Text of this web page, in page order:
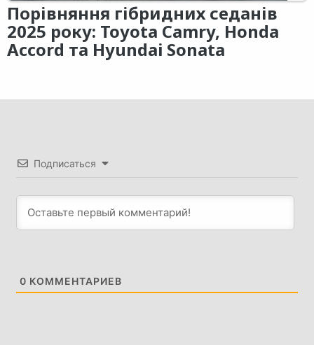
Порівняння гібридних седанів
2025 року: Toyota Camry, Honda
Accord та Hyundai Sonata
Подписаться
0 КОММЕНТАРИЕВ